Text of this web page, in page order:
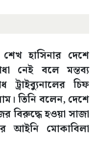
শেখ হাসিনার দেশে
নেই বলে মন্তব্য
চিফ
তিনি বলেন, দেশে
বিরুদ্ধে হওয়া সাজা
আইনি মোকাবিলা